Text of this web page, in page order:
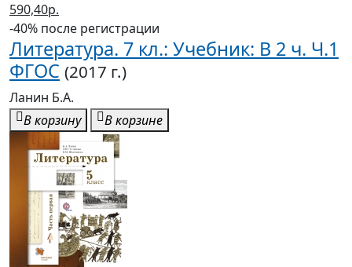
590,40р.
-40% после регистрации
Литература. 7 кл.: Учебник: В 2 ч. Ч.1
ФГОС (2017 г.)
Ланин Б.А.
В корзину
В корзине